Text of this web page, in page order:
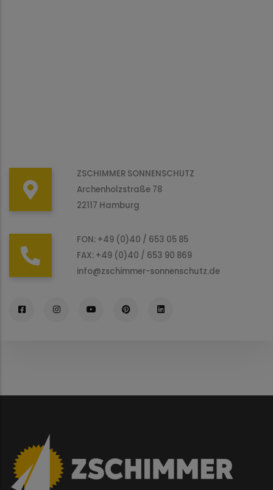
ZSCHIMMER SONNENSCHUTZ
Archenholzstraße 78
22117 Hamburg
FON: +49 (0)40 / 653 05 85
FAX: +49 (0)40 / 653 90 869
info@zschimmer-sonnenschutz.de